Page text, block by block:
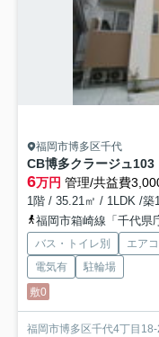
福岡市博多区千代
CB博多クラージュ103
6万円 管理/共益費
1階 / 35.21㎡ / 1LDK /築
福岡市箱崎線「千代県
バス・トイレ別 エア
電気有
駐輪場
敷0
福岡市博多区千代4丁目